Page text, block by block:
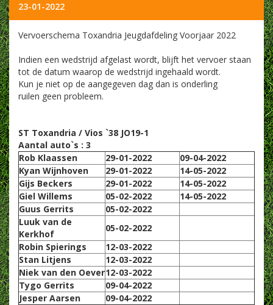
23-01-2022
Vervoerschema Toxandria Jeugdafdeling Voorjaar 2022
Indien een wedstrijd afgelast wordt, blijft het vervoer staan
tot de datum waarop de wedstrijd ingehaald wordt.
Kun je niet op de aangegeven dag dan is onderling
ruilen geen probleem.
ST Toxandria / Vios `38 JO19-1
Aantal auto`s : 3
Rob Klaassen
29-01-2022
09-04-2022
Kyan Wijnhoven
29-01-2022
14-05-2022
Gijs Beckers
29-01-2022
14-05-2022
Giel Willems
05-02-2022
14-05-2022
Guus Gerrits
05-02-2022
Luuk van de
Kerkhof
05-02-2022
Robin Spierings
12-03-2022
Stan Litjens
12-03-2022
Niek van den Oever12-03-2022
Tygo Gerrits
09-04-2022
Jesper Aarsen
09-04-2022